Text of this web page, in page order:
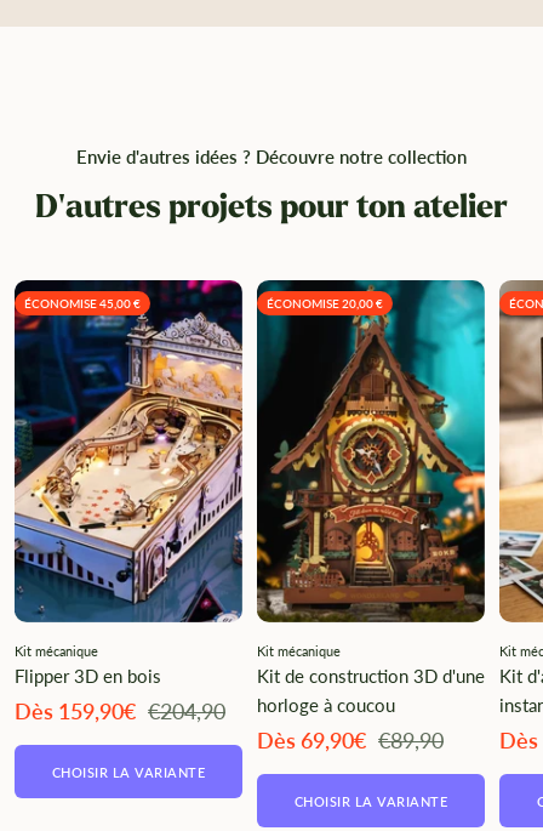
Envie d'autres idées ? Découvre notre collection
D'autres projets pour ton atelier
ÉCONOMISE 45,00 €
Kit mécanique
Flipper 3D en bois
Angebotspreis
Dès 159,90€ Regulärer
€204,90
CHOISIR LA VARIANTE
ÉCONOMISE 20,00 €
Kit mécanique
Kit de construction 3D d'une
horloge à coucou
Angebotspreis
Dès 69,90€ Regulärer
€89,90
CHOISIR LA VARIANTE
Kit
Kit